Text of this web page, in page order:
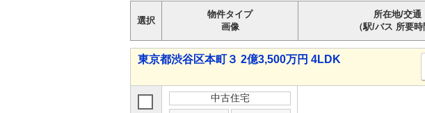
選択
物件タイプ
画像
所在地/交通
（駅/バス 所要時
東京都渋谷区本町３ 2億3,500万円 4LDK
中古住宅